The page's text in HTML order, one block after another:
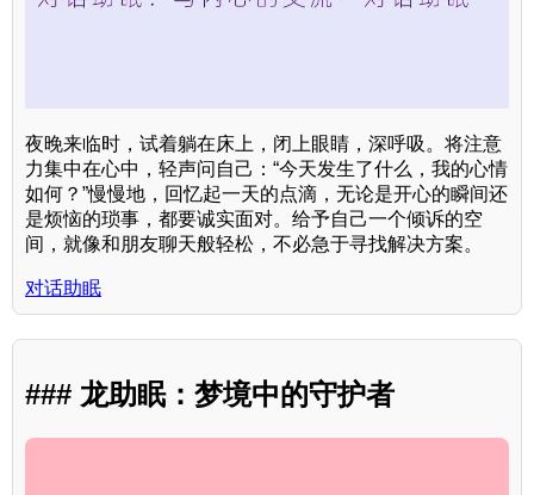
夜晚来临时，试着躺在床上，闭上眼睛，深呼吸。将注意
力集中在心中，轻声问自己：“今天发生了什么，我的心情
如何？”慢慢地，回忆起一天的点滴，无论是开心的瞬间还
是烦恼的琐事，都要诚实面对。给予自己一个倾诉的空
间，就像和朋友聊天般轻松，不必急于寻找解决方案。
对话助眠
### 龙助眠：梦境中的守护者